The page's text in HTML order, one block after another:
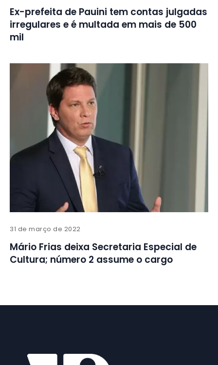
Ex-prefeita de Pauini tem contas julgadas
irregulares e é multada em mais de 500
mil
31 de março de 2022
Mário Frias deixa Secretaria Especial de
Cultura; número 2 assume o cargo